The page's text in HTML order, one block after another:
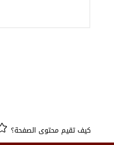
كيف تقيم محتوى الصفحة؟